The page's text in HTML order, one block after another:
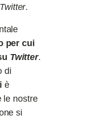
Twitter.
per cui
Twitter.
di
è
le nostre
si